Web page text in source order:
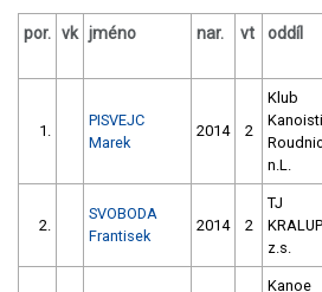
por. vk jméno nar. vt oddíl
1.
PISVEJC
Marek
2014 2
Klub
n.L.
2.
SVOBODA
Frantisek
2014 2
TJ
z.s.
Kanoe